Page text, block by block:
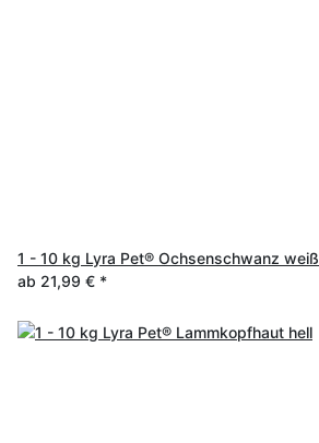
1 - 10 kg Lyra Pet® Ochsenschwanz weiß
ab 21,99 € *